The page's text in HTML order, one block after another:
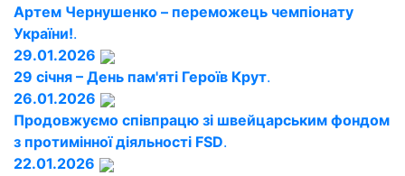
Артем Чернушенко – переможець чемпіонату
України!.
29.01.2026
29 січня – День пам'яті Героїв Крут.
26.01.2026
Продовжуємо співпрацю зі швейцарським фондом
з протимінної діяльності FSD.
22.01.2026